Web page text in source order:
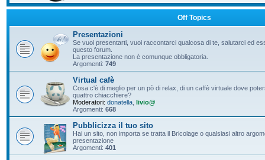
Off Topics
Presentazioni
Se vuoi presentarti, vuoi raccontarci qualcosa di te, salutarci ed
questo forum.
La presentazione non è comunque obbligatoria.
Argomenti: 749
Virtual cafè
Cosa c'è di meglio per un pò di relax, di un caffè virtuale dove
quattro chiacchiere?
Moderatori: donatella livio@
Argomenti: 668
Pubblicizza il tuo sito
Hai un sito, non importa se tratta il Bricolage o qualsiasi altro
presentazione
Argomenti: 401